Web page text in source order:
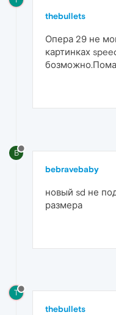
thebullets
Опера 29 не
картинках
B
bebravebaby
новый sd не
размера
T
thebullets